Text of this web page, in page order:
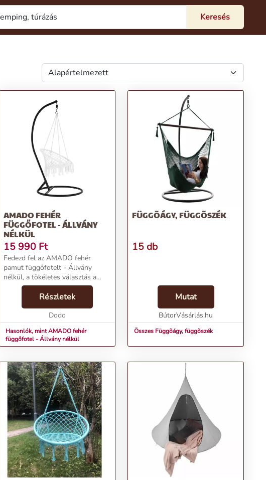
AMADO FEHÉR
FÜGGŐFOTEL - ÁLLVÁNY
NÉLKÜL
15 990 Ft
Fedezd fel az AMADO fehér
pamut függőfotelt - Állvány
nélkül, a tökéletes választás a
Modern / Minimál stílus
kedvelőinek. A fehér színű,
egyszínű pamut anyagú
függőfotel kerek formájával és
Részletek
Dodo
Hasonlók, mint AMADO fehér
függőfotel - Állvány nélkül
FÜGGÕÁGY, FÜGGÕSZÉK
15 db
Mutat
BútorVásárlás.hu
Összes Függõágy, függõszék